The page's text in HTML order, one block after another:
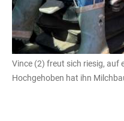
Vince (2) freut sich riesig, auf
Hochgehoben hat ihn